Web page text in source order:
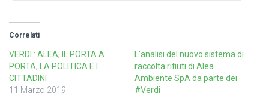
Correlati
VERDI : ALEA, IL PORTA A
PORTA, LA POLITICA E I
CITTADINI
11 Marzo 2019
L’analisi del nuovo sistema di
raccolta rifiuti di Alea
Ambiente SpA da parte dei
#Verdi